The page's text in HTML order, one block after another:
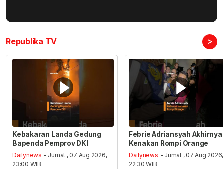
Republika TV >
Kebakaran Landa Gedung
Bapenda Pemprov DKI
Dailynews - Jumat , 07 Aug 2026,
23:00 WIB
Febrie Adriansyah Akhirnya
Kenakan Rompi Orange
Dailynews - Jumat , 07 Aug 2026,
22:30 WIB